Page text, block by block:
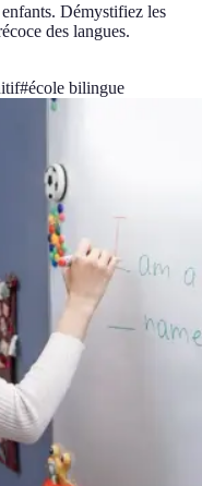
Démystifiez les
des langues.
#école bilingue